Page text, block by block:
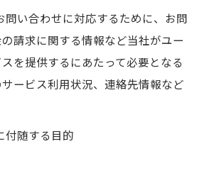
問い合わせに対応するために、お問
請求に関する情報など当社がユー
を提供するにあたって必要となる
ービス利用状況、連絡先情報など
付随する目的